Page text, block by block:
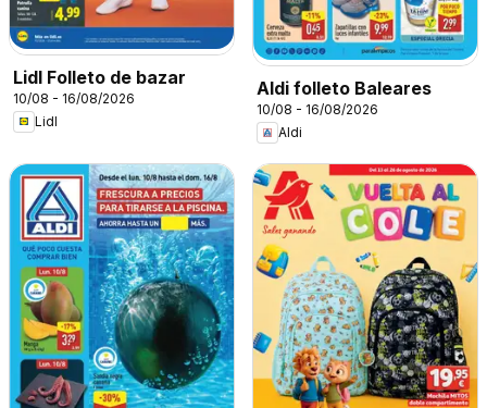
Lidl Folleto de bazar
10/08 - 16/08/2026
Lidl
Aldi folleto Baleares
10/08 - 16/08/2026
Aldi